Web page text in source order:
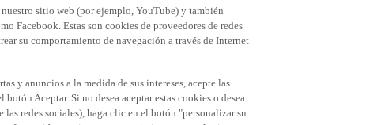
sitio web (por ejemplo, YouTube) y también
Facebook. Estas son cookies de proveedores de redes
su comportamiento de navegación a través de Internet
y anuncios a la medida de sus intereses, acepte las
Aceptar. Si no desea aceptar estas cookies o desea
redes sociales), haga clic en el botón "personalizar su